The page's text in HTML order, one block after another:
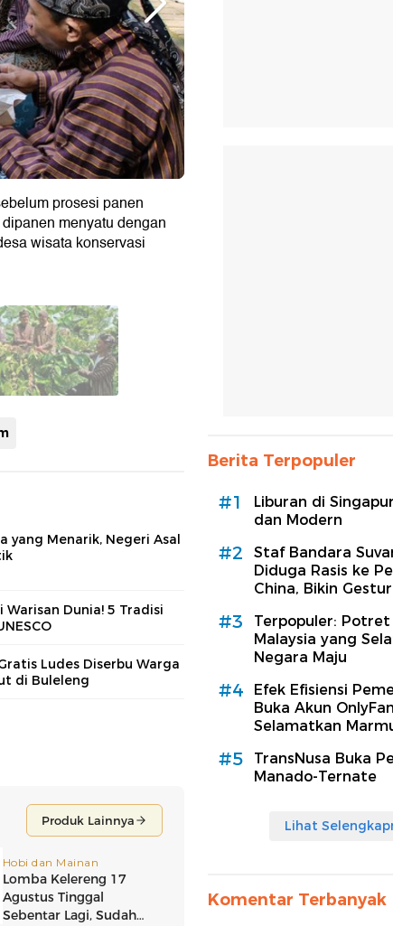
prosesi panen
menyatu dengan
wisata konservasi
yang Menarik, Negeri Asal
Warisan Dunia! 5 Tradisi
Ludes Diserbu Warga
di Buleleng
Berita Terpopuler
#1
Liburan di
dan Modern
#2
Staf Bandara
Diduga Rasis ke
China, Bikin
#3
Terpopuler: Potret
Malaysia yang
Negara Maju
#4
Efek Efisiensi
Buka Akun
Selamatkan
#5
TransNusa Buka
Manado-Ternate
Lihat
Komentar Terbanyak